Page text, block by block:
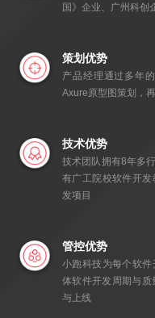
国》企业、广州科创
策划优势
产品经理通过多年
Axure原型图策划，
技术优势
技术团队拥有8年多
有广工院校软件开
发项目
管控优势
小跑科技为每个软
体软件开发周期与
与上线